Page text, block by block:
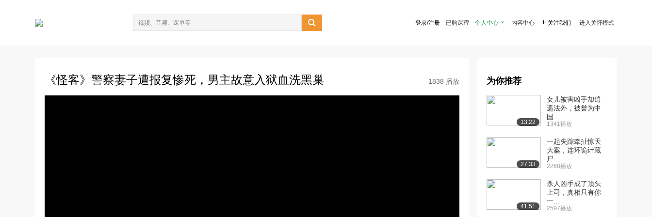
 登录/注册 已购课程 个人中心  内容中心  关注我们 进入关怀模式
《怪客》警察妻子遭报复惨死，男主故意入狱血洗黑巢 1838 播放 为你推荐
13:22
女儿被害凶手却逍
遥法外，被誉为中
国...
1341播放
27:33
一起失踪牵扯惊天
大案，连环诡计藏
尸...
2268播放
41:51
杀人凶手成了顶头
上司，真相只有你
一...
2597播放